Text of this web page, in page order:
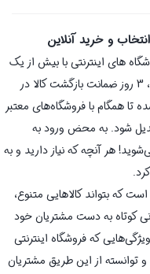
و خرید آنلاین
های اینترنتی با بیش از یک
دهه تجربه، با پایبندی به اصل مشتری مداری ، 3 روز ضمانت بازگشت کالا در
همگام با فروشگاه‌های معتبر
شود. به محض ورود به
هر آنچه که نیاز دارید و به
که بتواند کالاهایی متنوع،
کوتاه به دست مشتریان خود
که فروشگاه اینترنتی
توانسته از این طریق مشتریان